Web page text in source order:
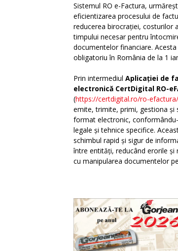
Sistemul RO e-Factura,
eficientizarea procesului de
reducerea birocrației, costurilor
timpului necesar pentru
documentelor financiare. Acesta
obligatoriu în România de la 1
Prin intermediul Aplicației de
electronică CertDigital RO-
(https://certdigital.ro/ro-efactura/
emite, trimite, primi, gestiona și
format electronic,
legale și tehnice specifice.
schimbul rapid și sigur de
între entități, reducând erorile și
cu manipularea documentelor